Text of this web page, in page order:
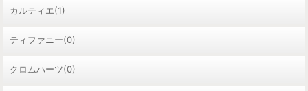
カルティエ(1)
ティファニー(0)
クロムハーツ(0)